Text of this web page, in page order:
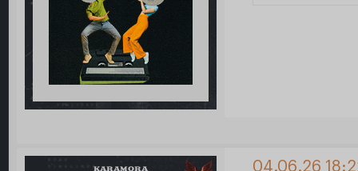
KARAMORA 04.06.26